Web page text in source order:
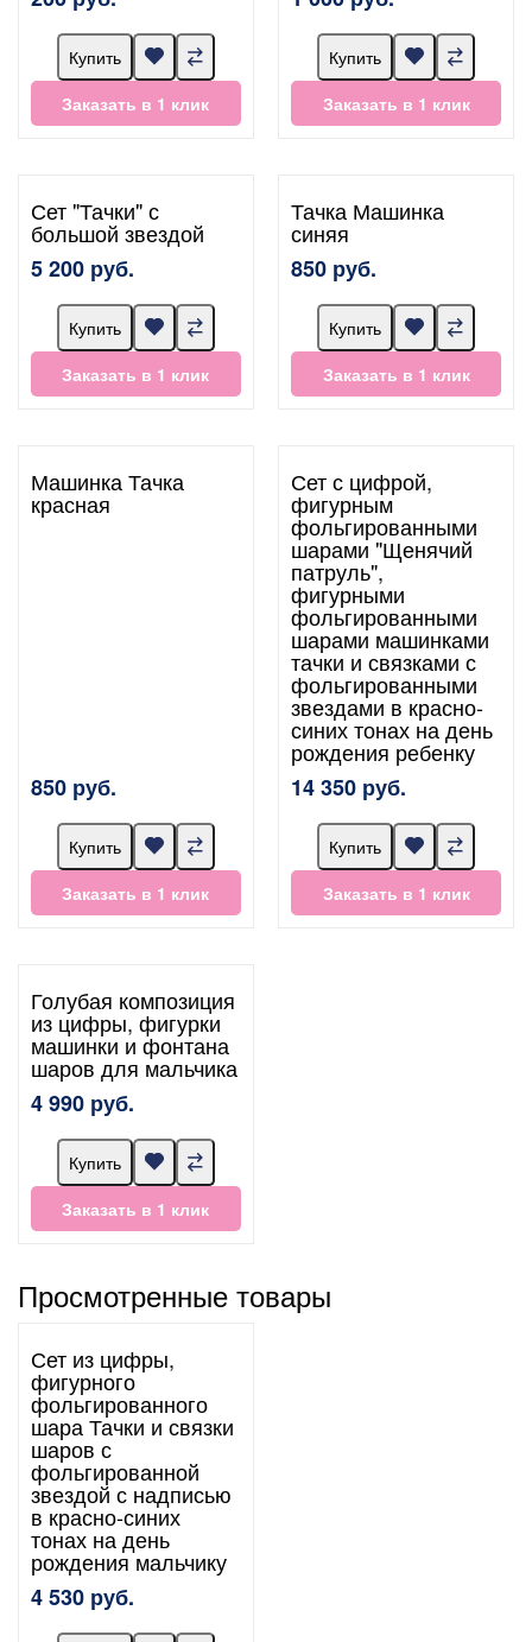
Купить
Заказать в 1 клик
Купить
Заказать в 1 клик
Сет "Тачки" с
большой звездой
5 200 руб.
Купить
Заказать в 1 клик
Тачка Машинка
синяя
850 руб.
Купить
Заказать в 1 клик
Машинка Тачка
красная
850 руб.
Купить
Заказать в 1 клик
Сет с цифрой,
фигурным
фольгированными
шарами "Щенячий
патруль",
фигурными
фольгированными
шарами машинками
тачки и связками с
фольгированными
звездами в красно-
синих тонах на день
рождения ребенку
14 350 руб.
Купить
Заказать в 1 клик
Голубая композиция
из цифры, фигурки
машинки и фонтана
шаров для мальчика
4 990 руб.
Купить
Заказать в 1 клик
Просмотренные товары
Сет из цифры,
фигурного
фольгированного
шара Тачки и связки
шаров с
фольгированной
звездой с надписью
в красно-синих
тонах на день
рождения мальчику
4 530 руб.